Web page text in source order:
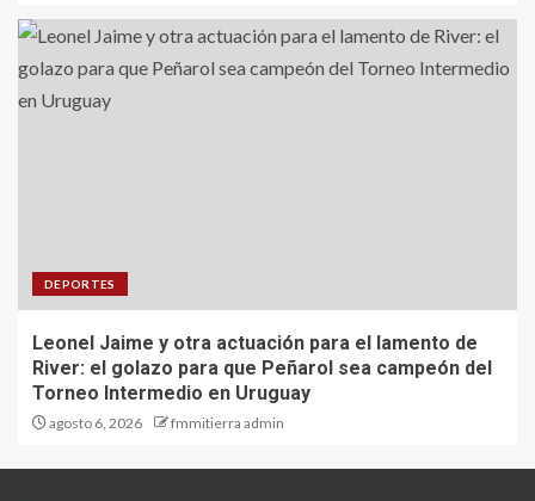
DEPORTES
Leonel Jaime y otra actuación para el lamento de
River: el golazo para que Peñarol sea campeón del
Torneo Intermedio en Uruguay
agosto 6, 2026 fmmitierra admin